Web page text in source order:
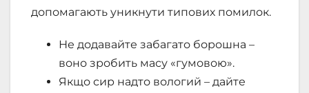
допомагають уникнути типових помилок.
Не додавайте забагато борошна –
воно зробить масу «гумовою».
Якщо сир надто вологий – дайте